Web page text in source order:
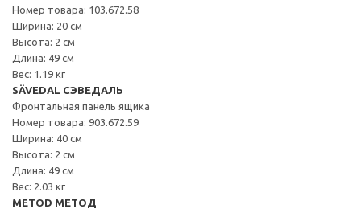
Номер товара: 103.672.58
Ширина: 20 см
Высота: 2 см
Длина: 49 см
Вес: 1.19 кг
SÄVEDAL СЭВЕДАЛЬ
Фронтальная панель ящика
Номер товара: 903.672.59
Ширина: 40 см
Высота: 2 см
Длина: 49 см
Вес: 2.03 кг
METOD МЕТОД